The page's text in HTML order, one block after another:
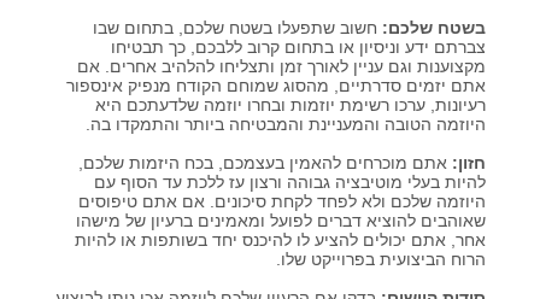
בשטח שלכם: חשוב שתפעלו בשטח שלכם, בתחום שבו
צברתם ידע וניסיון או בתחום קרוב ללבכם, כך תבטיחו
מקצוענות וגם עניין לאורך זמן ותצליחו להלהיב אחרים. אם
אתם יזמים סדרתיים, מהסוג שמוחם הקודח מנפיק אינספור
רעיונות, ערכו רשימת יוזמות ובחרו יוזמה שלדעתכם היא
היוזמה הטובה והמעניינת והמבטיחה ביותר והתמקדו בה.
חזון: אתם מוכרחים להאמין בעצמכם, בכח היזמות שלכם,
להיות בעלי מוטיבציה גבוהה ורצון עז ללכת עד הסוף עם
היוזמה שלכם ולא לפחד לקחת סיכונים. אם אתם טיפוסים
שאוהבים להוציא דברים לפועל ומאמינים ברעיון של מישהו
אחר, אתם יכולים להציע לו להיכנס יחד בשותפות או להיות
הרוח הביצועית בפרוייקט שלו.